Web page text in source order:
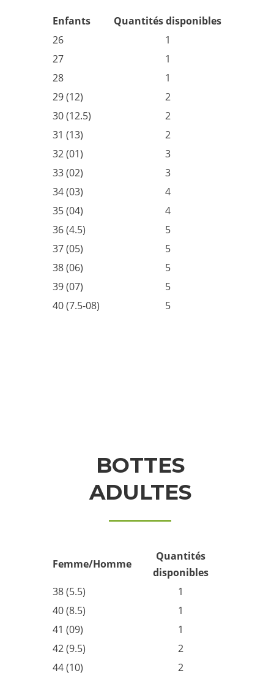
Enfants
Quantités disponibles
26
1
27
1
28
1
29 (12)
2
30 (12.5)
2
31 (13)
2
32 (01)
3
33 (02)
3
34 (03)
4
35 (04)
4
36 (4.5)
5
37 (05)
5
38 (06)
5
39 (07)
5
40 (7.5-08)
5
BOTTES
ADULTES
Femme/Homme
Quantités
disponibles
38 (5.5)
1
40 (8.5)
1
41 (09)
1
42 (9.5)
2
44 (10)
2